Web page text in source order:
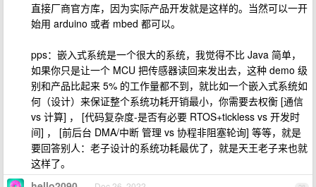
直接厂商官方库，因为实际产品开发就是这样的。当然可以一开
始用 arduino 或者 mbed 都可以。
pps：嵌入式系统是一个很大的系统，我觉得不比 Java 简单，
如果你只是让一个 MCU 把传感器读回来发出去，这种 demo 级
别和产品比起来 5% 的工作量都不到，就比如一个嵌入式系统如
何（设计）来保证整个系统功耗开销最小，你需要去权衡 [通信
vs 计算] ， [代码复杂度-是否有必要 RTOS+tickless vs 开发时
间] ， [前后台 DMA/中断 管理 vs 协程非阻塞轮询] 等等，就是
要回答别人：老子设计的系统功耗最优了，就是天王老子来也就
这样了。